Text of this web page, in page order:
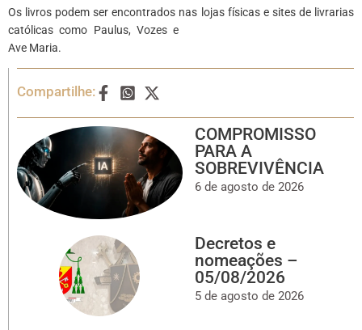
Os livros podem ser encontrados nas lojas físicas e sites de livrarias
católicas como Paulus, Vozes e
Ave Maria.
Compartilhe:
COMPROMISSO
PARA A
SOBREVIVÊNCIA
6 de agosto de 2026
Decretos e
nomeações –
05/08/2026
5 de agosto de 2026